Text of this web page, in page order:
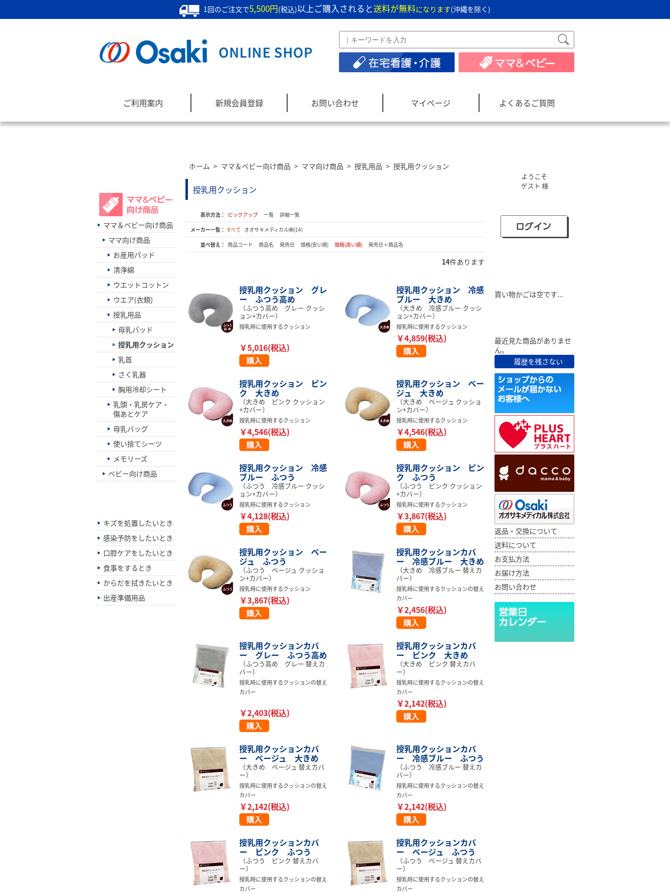
1回のご注文で5,500円(税込)以上ご購入されると送料が無料になります(沖縄を除く)
ご利用案内 新規会員登録 お問い合わせ マイページ よくあるご質問
ホーム > ママ＆ベビー向け商品 > ママ向け商品 > 授乳用品 > 授乳用クッション
授乳用クッション
表示方法： ピックアップ 一覧
詳細一覧
メーカー一覧： すべて オオサキメディカル㈱(14)
並べ替え： 商品コード 商品名 発売日 価格(安い順) 価格(高い順) 発売日＋商品名
14件あります
授乳用クッション グレ
ー ふつう高め
（ふつう高め グレー クッシ
ョン+カバー）
授乳時に使用するクッション
￥5,016(税込)
授乳用クッション 冷感
ブルー 大きめ
（大きめ 冷感ブルー クッシ
ョン+カバー）
授乳時に使用するクッション
￥4,859(税込)
授乳用クッション ピン
ク 大きめ
（大きめ ピンク クッション
+カバー）
授乳時に使用するクッション
￥4,546(税込)
授乳用クッション ベー
ジュ 大きめ
（大きめ ベージュ クッショ
ン+カバー）
授乳時に使用するクッション
￥4,546(税込)
授乳用クッション 冷感
ブルー ふつう
（ふつう 冷感ブルー クッシ
ョン+カバー）
授乳時に使用するクッション
￥4,128(税込)
授乳用クッション ピン
ク ふつう
（ふつう ピンク クッション
+カバー）
授乳時に使用するクッション
￥3,867(税込)
授乳用クッション ベー
ジュ ふつう
（ふつう ベージュ クッショ
ン+カバー）
授乳時に使用するクッション
￥3,867(税込)
授乳用クッションカバ
ー 冷感ブルー 大きめ
（大きめ 冷感ブルー 替えカ
バー）
授乳時に使用するクッションの替え
カバー
￥2,456(税込)
授乳用クッションカバ
ー グレー ふつう高め
（ふつう高め グレー 替えカ
バー）
授乳時に使用するクッションの替え
カバー
￥2,403(税込)
授乳用クッションカバ
ー ピンク 大きめ
（大きめ ピンク 替えカバ
ー）
授乳時に使用するクッションの替え
カバー
￥2,142(税込)
授乳用クッションカバ
ー ベージュ 大きめ
（大きめ ベージュ 替えカバ
ー）
授乳時に使用するクッションの替え
カバー
￥2,142(税込)
授乳用クッションカバ
ー 冷感ブルー ふつう
（ふつう 冷感ブルー 替えカ
バー）
授乳時に使用するクッションの替え
カバー
￥2,142(税込)
授乳用クッションカバ
ー ピンク ふつう
（ふつう ピンク 替えカバ
ー）
授乳時に使用するクッションの替え
カバー
授乳用クッションカバ
ー ベージュ ふつう
（ふつう ベージュ 替えカバ
ー）
授乳時に使用するクッションの替え
カバー
ママ＆ベビー向け商品
ママ向け商品
お産用パッド
清浄綿
ウエットコットン
ウエア(衣類)
授乳用品
母乳パッド
授乳用クッション
乳首
さく乳器
胸用冷却シート
乳頭・乳房ケア・
傷あとケア
母乳バッグ
使い捨てシーツ
メモリーズ
ベビー向け商品
キズを処置したいとき
感染予防をしたいとき
口腔ケアをしたいとき
食事をするとき
からだを拭きたいとき
出産準備用品
ようこそ
ゲスト 様
買い物かごは空です...
最近見た商品がありませ
ん。
履歴を残さない
返品・交換について
送料について
お支払方法
お届け方法
お問い合わせ